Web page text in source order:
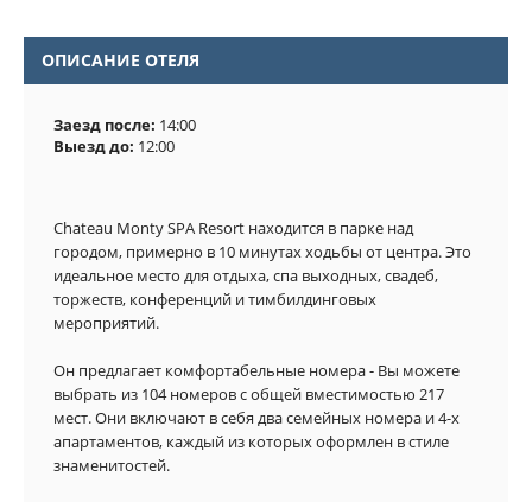
ОПИСАНИЕ ОТЕЛЯ
Заезд после: 14:00
Выезд до: 12:00
Chateau Monty SPA Resort находится в парке над
городом, примерно в 10 минутах ходьбы от центра. Это
идеальное место для отдыха, спа выходных, свадеб,
торжеств, конференций и тимбилдинговых
Он предлагает комфортабельные номера - Вы можете
выбрать из 104 номеров с общей вместимостью 217
мест. Они включают в себя два семейных номера и 4-х
апартаментов, каждый из которых оформлен в стиле
знаменитостей.